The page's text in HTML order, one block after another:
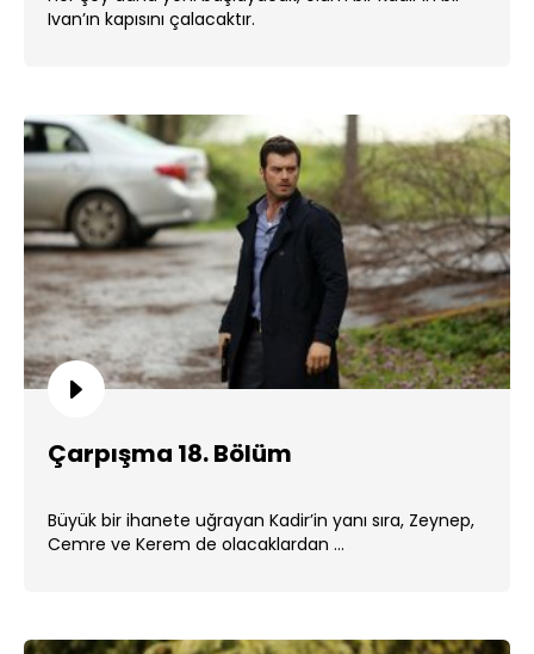
Ivan’ın kapısını çalacaktır.
Çarpışma 18. Bölüm
Büyük bir ihanete uğrayan Kadir’in yanı sıra, Zeynep,
Cemre ve Kerem de olacaklardan ...